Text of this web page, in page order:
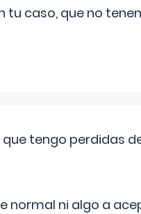
tu caso, que no
tengo perdidas
normal ni algo a